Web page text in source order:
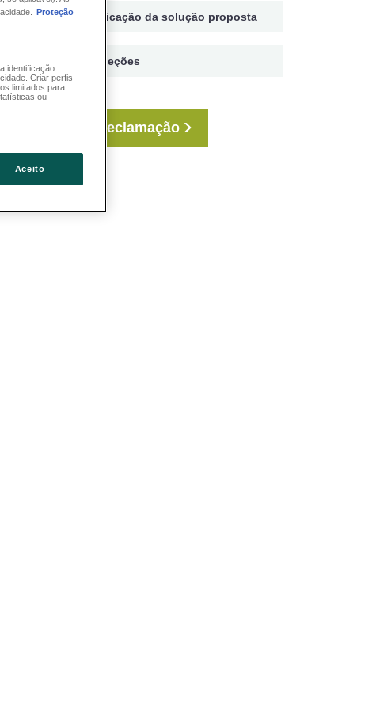
Indicação da solução proposta
Objeções
Reclamação
Proteção
identificação.
Criar perfis
limitados para
ou
Aceito